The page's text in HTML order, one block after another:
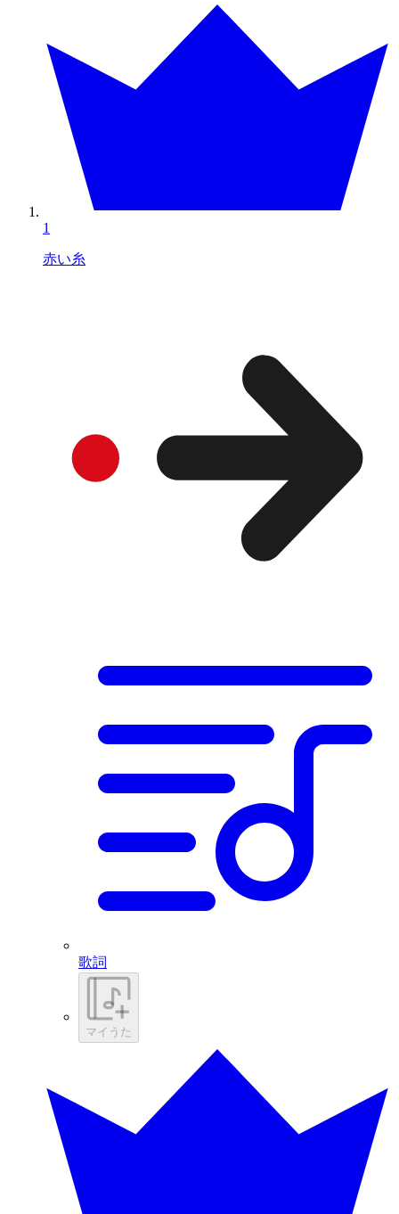
1
赤い糸
歌詞
マイうた